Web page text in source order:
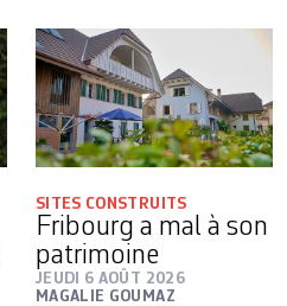
SITES CONSTRUITS
Fribourg a mal à son
patrimoine
JEUDI 6 AOÛT 2026
MAGALIE GOUMAZ